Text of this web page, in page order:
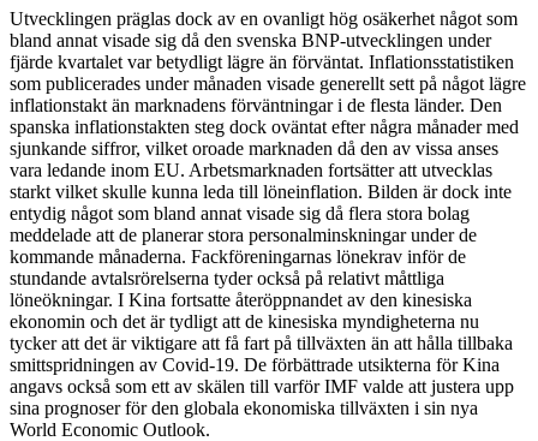
Utvecklingen präglas dock av en ovanligt hög osäkerhet något som
bland annat visade sig då den svenska BNP-utvecklingen under
fjärde kvartalet var betydligt lägre än förväntat. Inflationsstatistiken
som publicerades under månaden visade generellt sett på något lägre
inflationstakt än marknadens förväntningar i de flesta länder. Den
spanska inflationstakten steg dock oväntat efter några månader med
sjunkande siffror, vilket oroade marknaden då den av vissa anses
vara ledande inom EU. Arbetsmarknaden fortsätter att utvecklas
starkt vilket skulle kunna leda till löneinflation. Bilden är dock inte
entydig något som bland annat visade sig då flera stora bolag
meddelade att de planerar stora personalminskningar under de
kommande månaderna. Fackföreningarnas lönekrav inför de
stundande avtalsrörelserna tyder också på relativt måttliga
löneökningar. I Kina fortsatte återöppnandet av den kinesiska
ekonomin och det är tydligt att de kinesiska myndigheterna nu
tycker att det är viktigare att få fart på tillväxten än att hålla tillbaka
smittspridningen av Covid-19. De förbättrade utsikterna för Kina
angavs också som ett av skälen till varför IMF valde att justera upp
sina prognoser för den globala ekonomiska tillväxten i sin nya
World Economic Outlook.